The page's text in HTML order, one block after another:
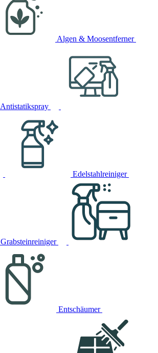
Algen & Moosentferner
Antistatikspray
Edelstahlreiniger
Grabsteinreiniger
Entschäumer